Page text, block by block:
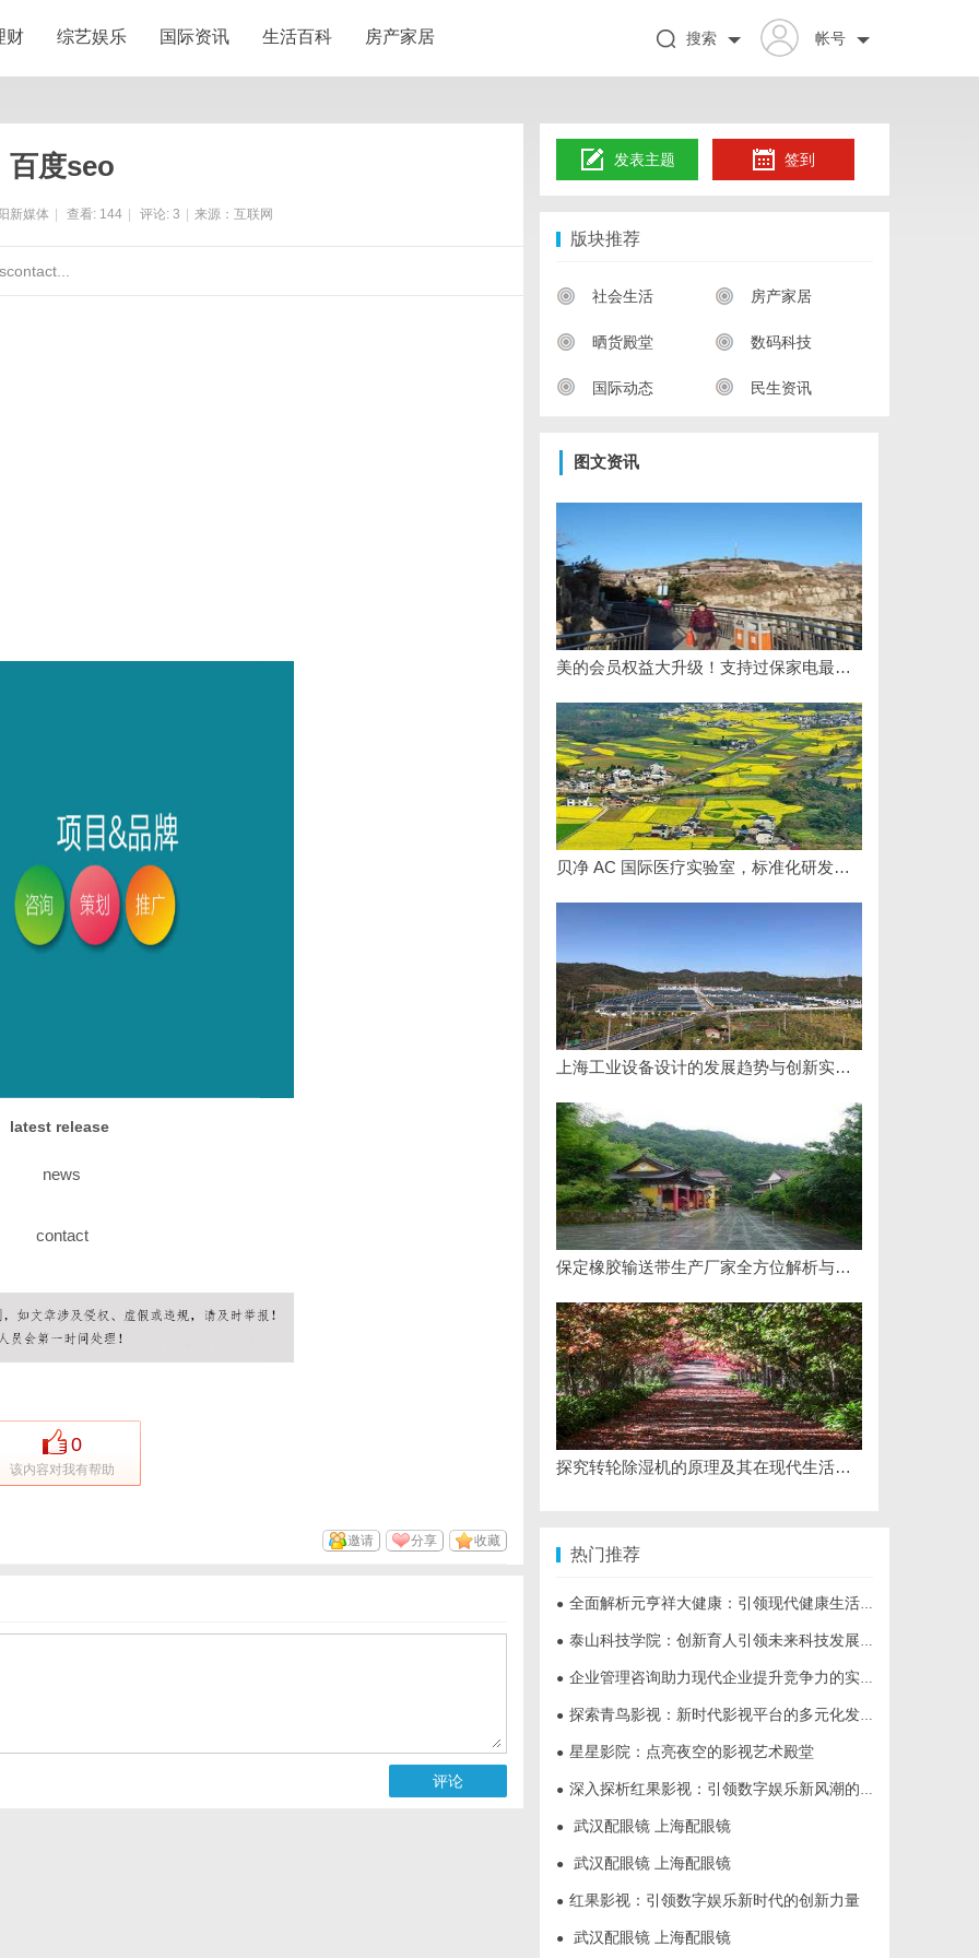
财 综艺娱乐 国际资讯 生活百科 房产家居 帐号
搜索
百度seo
新媒体 查看: 144 评论: 3 来源：互联网
latest release
news
contact
0
该内容对我有帮助
收藏
分享
邀请
评论
发表主题 签到
版块推荐
社会生活 房产家居
晒货殿堂 数码科技
国际动态 民生资讯
图文资讯
美的会员权益大升级！支持过保家电最高3000元免费维修
贝净 AC 国际医疗实验室，标准化研发体系全解析
上海工业设备设计的发展趋势与创新实践探索
保定橡胶输送带生产厂家全方位解析与行业发展前景
探究转轮除湿机的原理及其在现代生活中的应用优势
热门推荐
● 全面解析元亨祥大健康：引领现代健康生活新趋势
● 泰山科技学院：创新育人引领未来科技发展新高地
● 企业管理咨询助力现代企业提升竞争力的实践与策略
● 探索青鸟影视：新时代影视平台的多元化发展与未来趋势
● 星星影院：点亮夜空的影视艺术殿堂
● 深入探析红果影视：引领数字娱乐新风潮的影视平台
● 武汉配眼镜 上海配眼镜
● 武汉配眼镜 上海配眼镜
● 红果影视：引领数字娱乐新时代的创新力量
● 武汉配眼镜 上海配眼镜